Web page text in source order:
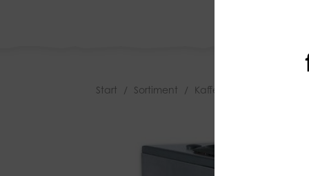
Start / Sortiment / Kaffemaskiner